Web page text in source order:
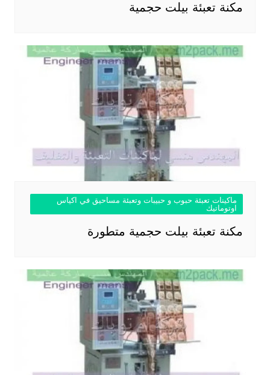
مكنة تعبئة بيلت حجمية
ماكينات تعبئة حبوب و حبيبات وتعبئة مساحيق في اكياس
اوتوماتيك
مكنة تعبئة بيلت حجمية متطورة